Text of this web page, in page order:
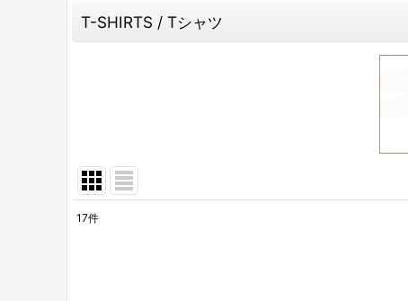
T-SHIRTS / Tシャツ
17件